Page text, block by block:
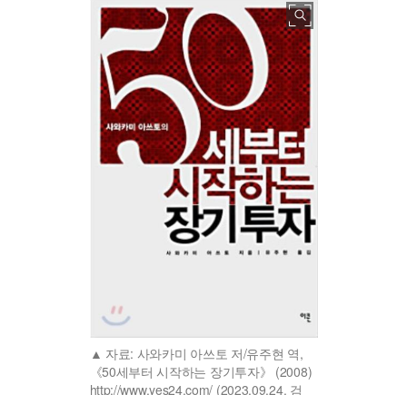
자료: 사와카미 아쓰토 저/유주현 역,
《50세부터 시작하는 장기투자》 (2008)
http://www.yes24.com/ (2023.09.24. 검